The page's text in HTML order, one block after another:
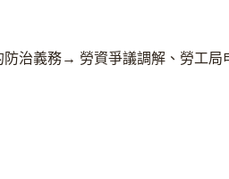
防治義務→ 勞資爭議調解、勞工局